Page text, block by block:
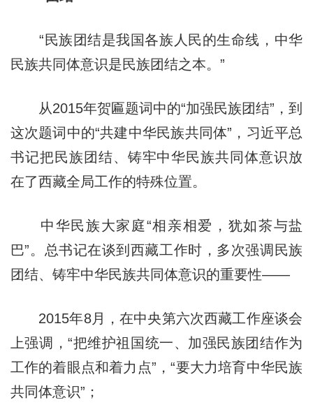
“民族团结是我国各族人民的生命线，中华
民族共同体意识是民族团结之本。”
从2015年贺匾题词中的“加强民族团结”，到
这次题词中的“共建中华民族共同体”，习近平总
书记把民族团结、铸牢中华民族共同体意识放
在了西藏全局工作的特殊位置。
中华民族大家庭“相亲相爱，犹如茶与盐
巴”。总书记在谈到西藏工作时，多次强调民族
团结、铸牢中华民族共同体意识的重要性——
2015年8月，在中央第六次西藏工作座谈会
上强调，“把维护祖国统一、加强民族团结作为
工作的着眼点和着力点”，“要大力培育中华民族
共同体意识”；